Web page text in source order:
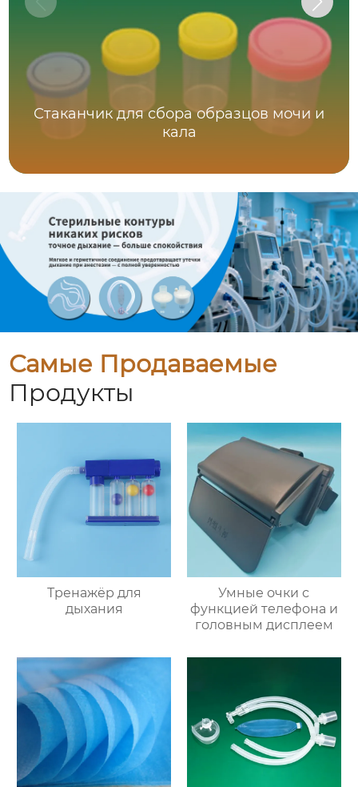
Стаканчик для сбора образцов мочи и
кала
Самые Продаваемые
Продукты
Тренажёр для
дыхания
Умные очки с
функцией телефона и
головным дисплеем